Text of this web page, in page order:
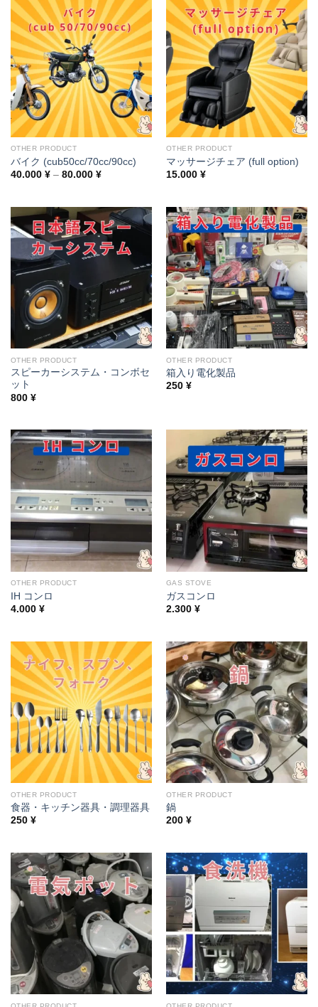
OTHER PRODUCT
バイク (cub50cc/70cc/90cc)
40.000 ¥ – 80.000 ¥Price
80.000 ¥
OTHER PRODUCT
マッサージチェア (full option)
15.000 ¥
OTHER PRODUCT
スピーカーシステム・コンボセ
ット
800 ¥
OTHER PRODUCT
箱入り電化製品
250 ¥
OTHER PRODUCT
IH コンロ
4.000 ¥
GAS STOVE
ガスコンロ
2.300 ¥
OTHER PRODUCT
食器・キッチン器具・調理器具
250 ¥
OTHER PRODUCT
鍋
200 ¥